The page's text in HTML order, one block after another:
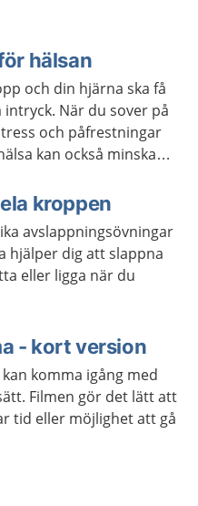
hälsan
och din hjärna ska få
När du sover på
och påfrestningar
kan också minska
kroppen
avslappningsövningar
hjälper dig att slappna
eller ligga när du
- kort version
komma igång med
Filmen gör det lätt att
tid eller möjlighet att gå